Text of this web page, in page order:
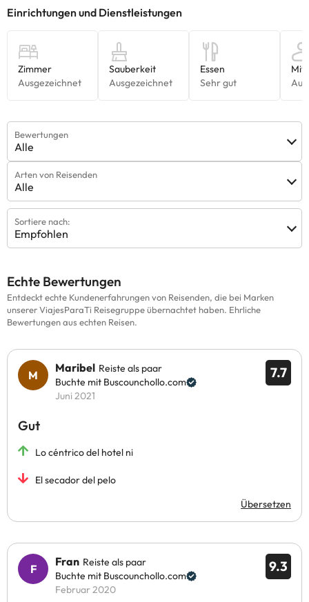
uns.
Bewertungen
Alle
Arten von Reisenden
Alle
Sortiere nach:
Empfohlen
Echte Bewertungen
Entdeckt echte Kundenerfahrungen von Reisenden, die bei Marken
unserer ViajesParaTi Reisegruppe übernachtet haben. Ehrliche
Bewertungen aus echten Reisen.
7.7
Maribel Reiste als paar
Buchte mit Buscounchollo.com
Juni 2021
Gut
Lo céntrico del hotel ni
El secador del pelo
Übersetzen
9.3
Fran Reiste als paar
Buchte mit Buscounchollo.com
Februar 2020